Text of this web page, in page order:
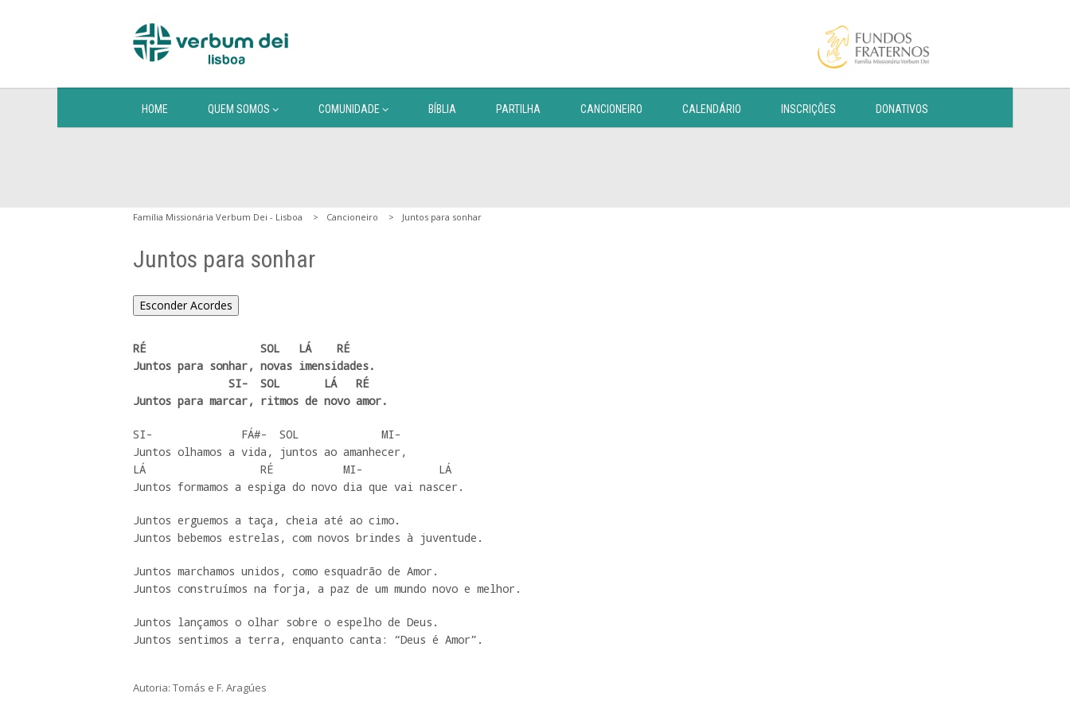
HOME QUEM SOMOS COMUNIDADE BÍBLIA PARTILHA CANCIONEIRO CALENDÁRIO INSCRIÇÕES DONATIVOS
Família Missionária Verbum Dei - Lisboa Cancioneiro Juntos para sonhar
Juntos para sonhar
Esconder Acordes
RÉ                  SOL   LÁ    RÉ
Juntos para sonhar, novas imensidades.
Juntos para marcar, ritmos de novo amor.
SI-              FÁ#-  SOL             MI-
Juntos olhamos a vida, juntos ao amanhecer,
LÁ                  RÉ           MI-            LÁ
Juntos formamos a espiga do novo dia que vai nascer.
Juntos erguemos a taça, cheia até ao cimo.
Juntos bebemos estrelas, com novos brindes à juventude.
Juntos marchamos unidos, como esquadrão de Amor.
Juntos construímos na forja, a paz de um mundo novo e melhor.
Juntos lançamos o olhar sobre o espelho de Deus.
Juntos sentimos a terra, enquanto canta: “Deus é Amor”.
Autoria: Tomás e F. Aragúes